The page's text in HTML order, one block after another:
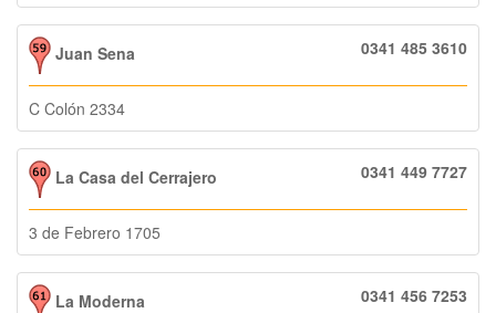
Juan Sena 0341 485 3610
C Colón 2334
La Casa del Cerrajero 0341 449 7727
3 de Febrero 1705
La Moderna 0341 456 7253